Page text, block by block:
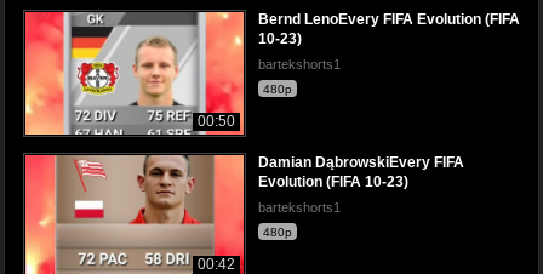
00:50
Bernd LenoEvery FIFA Evolution (FIFA
10-23)
bartekshorts1
480p
00:42
Damian DąbrowskiEvery FIFA
Evolution (FIFA 10-23)
bartekshorts1
480p